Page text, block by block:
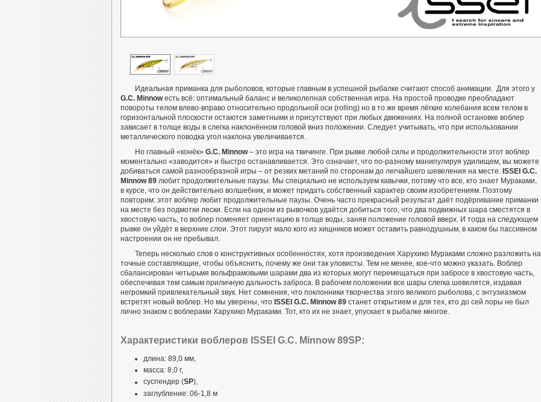
Идеальная приманка для рыболовов, которые главным в успешной рыбалке считают способ анимации. Для этого у
G.C. Minnowесть всё: оптимальный баланс и великолепная собственная игра. На простой проводке преобладают
повороты телом влево-вправо относительно продольной оси (rolling) но в то же время лёгкие колебания всем телом в
горизонтальной плоскости остаются заметными и присутствуют при любых движениях. На полной остановке воблер
зависает в толще воды в слегка наклонённом головой вниз положении. Следует учитывать, что при использовании
металлического поводка угол наклона увеличивается.
Но главный «конёк» G.C. Minnow– это игра на твичинге. При рывке любой силы и продолжительности этот воблер
моментально «заводится» и быстро останавливается. Это означает, что по-разному манипулируя удилищем, вы можете
добиваться самой разнообразной игры – от резких метаний по сторонам до легчайшего шевеления на месте. ISSEI G.C.
Minnow 89любит продолжительные паузы. Мы специально не используем кавычки, потому что все, кто знает Мураками,
в курсе, что он действительно волшебник, и может придать собственный характер своим изобретениям. Поэтому
повторим: этот воблер любит продолжительные паузы. Очень часто прекрасный результат даёт подёргивание приманки
на месте без подмотки лески. Если на одном из рывочков удаётся добиться того, что два подвижных шара сместятся в
хвостовую часть, то воблер поменяет ориентацию в толще воды, заняв положение головой вверх. И тогда на следующем
рывке он уйдёт в верхние слои. Этот пируэт мало кого из хищников может оставить равнодушным, в каком бы пассивном
настроении он не пребывал.
Теперь несколько слов о конструктивных особенностях, хотя произведения Харухико Мураками сложно разложить на
точные составляющие, чтобы объяснить, почему же они так уловисты. Тем не менее, кое-что можно указать. Воблер
сбалансирован четырьмя вольфрамовыми шарами два из которых могут перемещаться при забросе в хвостовую часть,
обеспечивая тем самым приличную дальность заброса. В рабочем положении все шары слегка шевелятся, издавая
негромкий привлекательный звук. Нет сомнения, что поклонники творчества этого великого рыболова, с энтузиазмом
встретят новый воблер. Но мы уверены, что ISSEI G.C. Minnow 89станет открытием и для тех, кто до сей поры не был
лично знаком с воблерами Харухико Мураками. Тот, кто их не знает, упускает в рыбалке многое.
Характеристики воблеров ISSEI G.C. Minnow 89SP:
длина: 89,0 мм,
масса: 8,0 г,
суспендер (SP),
заглубление: 06-1,8 м